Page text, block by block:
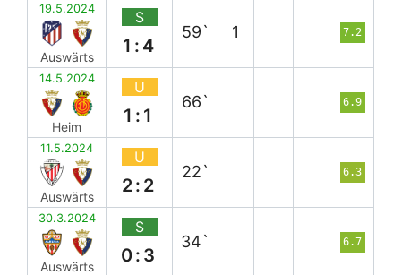
19.5.2024
Auswärts
S
1:4
59` 1 7.2
14.5.2024
Heim
U
1:1
66` 6.9
11.5.2024
Auswärts
U
2:2
22` 6.3
30.3.2024
Auswärts
S
0:3
34` 6.7